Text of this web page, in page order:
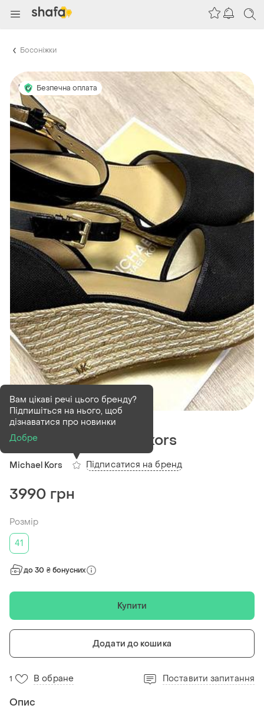
Босоніжки
Безпечна оплата
В наявності1 шт
Босоніжки michael kors
Michael Kors
Вам цікаві речі цього бренду?
Підпишіться на нього, щоб
дізнаватися про новинки
Добре
Підписатися на бренд
3990 грн
Розмір
41
до 30 ₴ бонусних
Купити
Додати до кошика
1 В обране Поставити запитання
Опис